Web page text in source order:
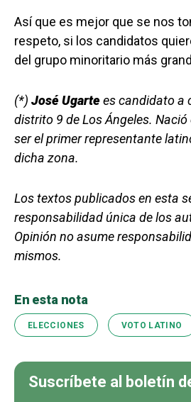
Así que es mejor que se nos
respeto, si los candidatos
del grupo minoritario más
(*) José Ugartees candidato a
distrito 9 de Los Ángeles.
ser el primer representante
dicha zona.
Los textos publicados en esta
responsabilidad única de los
Opinión no asume
mismos.
En esta nota
ELECCIONES VOTO LATINO
Suscríbete al boletín